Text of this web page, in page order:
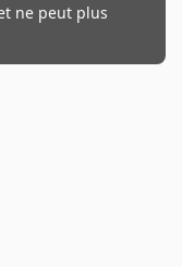
ne peut plus